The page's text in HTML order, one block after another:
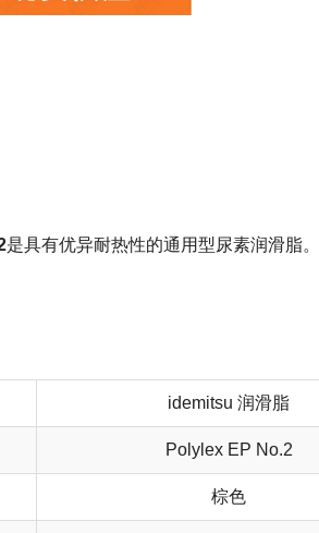
是具有优异耐热性的通用型尿素润滑脂。
idemitsu 润滑脂
Polylex EP No.2
棕色